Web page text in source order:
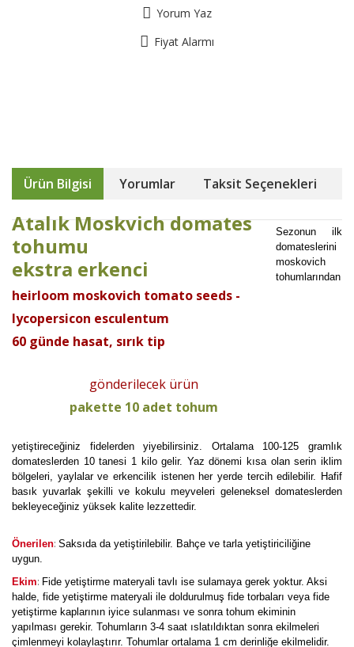
Yorum Yaz
Fiyat Alarmı
Ürün Bilgisi Yorumlar Taksit Seçenekleri
Atalık Moskvich domates
tohumu
ekstra erkenci
heirloom moskovich tomato seeds -
lycopersicon esculentum
60 günde hasat, sırık tip
gönderilecek ürün
pakette 10 adet tohum
Sezonun ilk
domateslerini
moskovich
tohumlarından
yetiştireceğiniz fidelerden yiyebilirsiniz. Ortalama 100-125 gramlık
domateslerden 10 tanesi 1 kilo gelir. Yaz dönemi kısa olan serin iklim
bölgeleri, yaylalar ve erkencilik istenen her yerde tercih edilebilir. Hafif
basık yuvarlak şekilli ve kokulu meyveleri geleneksel domateslerden
bekleyeceğiniz yüksek kalite lezzettedir.
Önerilen: Saksıda da yetiştirilebilir. Bahçe ve tarla yetiştiriciliğine
uygun.
Ekim: Fide yetiştirme materyali tavlı ise sulamaya gerek yoktur. Aksi
halde, fide yetiştirme materyali ile doldurulmuş fide torbaları veya fide
yetiştirme kaplarının iyice sulanması ve sonra tohum ekiminin
yapılması gerekir. Tohumların 3-4 saat ıslatıldıktan sonra ekilmeleri
çimlenmeyi kolaylaştırır. Tohumlar ortalama 1 cm derinliğe ekilmelidir.